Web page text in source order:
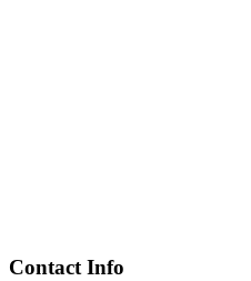
Contact Info